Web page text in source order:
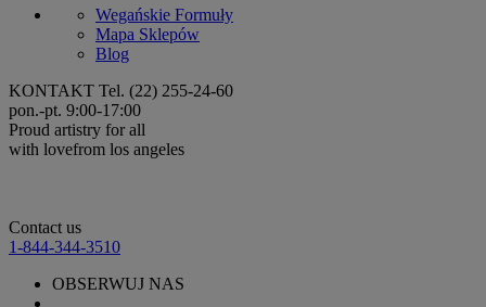
Wegańskie Formuły
Mapa Sklepów
Blog
KONTAKT Tel. (22) 255-24-60
pon.-pt. 9:00-17:00
Proud artistry for all
with lovefrom los angeles
Contact us
1-844-344-3510
OBSERWUJ NAS